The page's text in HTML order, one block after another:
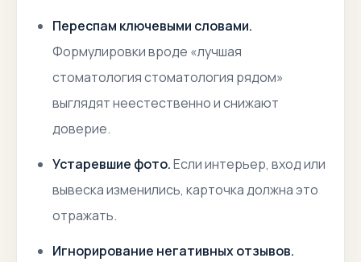
Переспам ключевыми словами.
Формулировки вроде «лучшая
стоматология стоматология рядом»
выглядят неестественно и снижают
доверие.
Устаревшие фото.Если интерьер, вход или
вывеска изменились, карточка должна это
отражать.
Игнорирование негативных отзывов.